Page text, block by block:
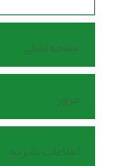
صفحه اصلی
مرور
اطلاعات نشریه